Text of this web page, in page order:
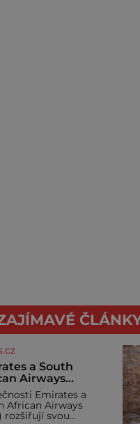
a South
Airways
partnerství.
nově
dalších
Emirates a
African Airways
rozšiřují svou